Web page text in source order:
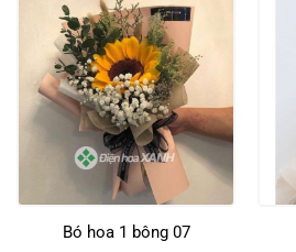
Bó hoa 1 bông 07